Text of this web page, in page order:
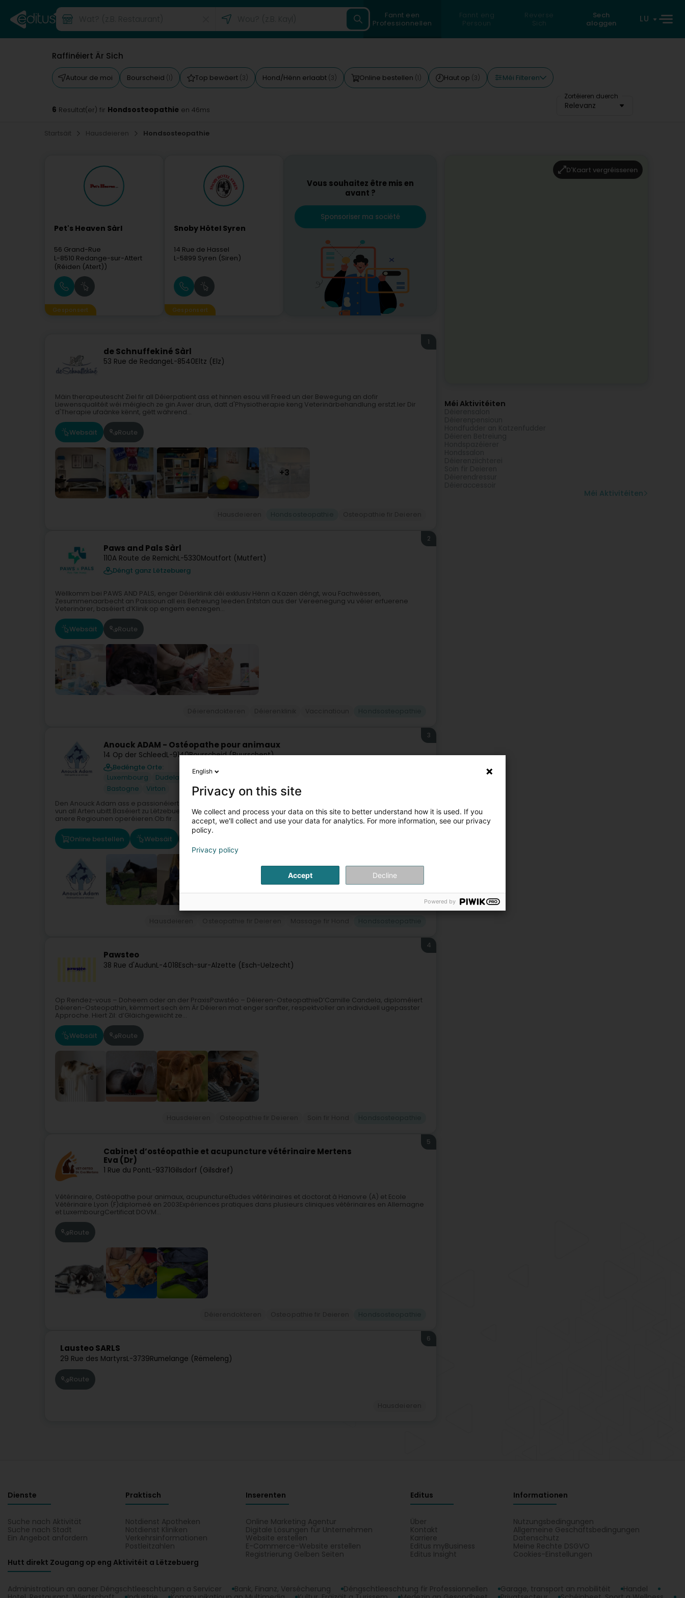
Fannt een
Professionnellen
Fannt eng
Persoun
Reverse
Sich
Sech
aloggen
LU
Raffinéiert Är Sich
Autour de moi Bourscheid (1) Top bewäert (3) Hond/Hënn erlaabt (3) Online bestellen (1) Haut op (3) Méi Filteren
Zortéieren duerch
Relevanz
6 Resultat(er) fir Hondsosteopathie en 46ms
Startsäit Hausdeieren Hondsosteopathie
Pet's Heaven Sàrl
56 Grand-Rue
L-8510 Redange-sur-Attert
(Réiden (Atert))
Gesponsert
Snoby Hôtel Syren
14 Rue de Hassel
L-5899 Syren (Siren)
Gesponsert
Vous souhaitez être mis en
avant ?
Sponsoriser ma société
de Schnuffekiné Sàrl
53 Rue de RedangeL-8540Eltz (Elz)
1
Mäin therapeutescht Ziel fir all Déierpatient ass et hinnen esou vill Freed un der Bewegung an dofir
Liewensqualitéit wéi méiglech ze gin.Awer drun, datt d'Physiotherapie keng Veterinärbehandlung erstzt.Ier Dir
d'Therapie ufaänke kënnt, gëtt während...
Websäit Route
+3
Paws and Pals Sàrl
110A Route de RemichL-5330Moutfort (Mutfert)
Déngt ganz Lëtzebuerg
2
Wëllkomm bei PAWS AND PALS, enger Déierklinik déi exklusiv Hënn a Kazen déngt, wou Fachwëssen,
Zesummenaarbecht an Passioun all eis Betreiung leeden.Entstan aus der Vereenegung vu véier erfuerene
Veterinärer, baséiert d’Klinik op engem eenzegen...
Websäit Route
Anouck ADAM - Ostéopathe pour animaux
14 Op der SchleedL-9140Bourscheid (Buurschent)
Bedéngte Orte:
Luxembourg
Dudelange Weiswampach
Bastogne
Virton
3
Den Anouck Adam ass e passionéierte Déier Osteopath, deen osteopathesch Betreiungsservicer un Déieren
vun all Arten ubitt.Baséiert zu Lëtzebuerg, reest se och an d'Provënz Lëtzebuerg (Belsch), a kann op Ufro an
anere Regiounen operéieren.Ob fir...
Online bestellen Websäit
Pawsteo
38 Rue d'AudunL-4018Esch-sur-Alzette (Esch-Uelzecht)
4
Op Rendez-vous – Doheem oder an der PraxisPawstéo – Déieren-OsteopathieD’Camille Candela, diploméiert
Déieren-Osteopathin, këmmert sech ëm Är Déieren mat enger sanfter, respektvoller an individuell ugepasster
Approche. Hiert Zil: d’Gläichgewiicht ze...
Websäit Route
Cabinet d’ostéopathie et acupuncture vétérinaire Mertens
Eva (Dr)
1 Rue du PontL-9371Gilsdorf (Gilsdref)
5
Vétérinaire, Ostéopathe pour animaux, acupunctureEtudes vétérinaires et doctorat à Hanovre (A) et Ecole
Vétérinaire Lyon (F)diplomeé en 2003Expériences pratiques dans plusieurs cliniques vétérinaires en Allemagne
et LuxembourgCertificat DOVM...
Route
Lausteo SARLS
29 Rue des MartyrsL-3739Rumelange (Rëmeleng)
6
Route
D'Kaart vergréisseren
Méi Aktivitéiten
Méi Aktivitéiten
Dienste
Suche nach Aktivität
Suche nach Stadt
Ein Angebot anfordern
Praktisch
Notdienst Apotheken
Notdienst Kliniken
Verkehrsinformationen
Postleitzahlen
Inserenten
Online Marketing Agentur
Digitale Lösungen für Unternehmen
Website erstellen
E-Commerce-Website erstellen
Registrierung Gelben Seiten
Editus
Über
Kontakt
Karriere
Editus myBusiness
Editus Insight
Informationen
Nutzungsbedingungen
Allgemeine Geschäftsbedingungen
Datenschutz
Meine Rechte DSGVO
Cookies-Einstellungen
Hutt direkt Zougang op eng Aktivitéit a Lëtzebuerg
Administratioun an aaner Déngschtleeschtungen a Servicer Bank, Finanz, Versécherung Déngschtleeschtung fir Professionnellen Garage, transport an mobilitéit
Handel
English
Privacy on this site
We collect and process your data on this site to better understand how it is used. If you
accept, we'll collect and use your data for analytics. For more information, see our privacy
policy.
Privacy policy
Accept Decline
Powered by